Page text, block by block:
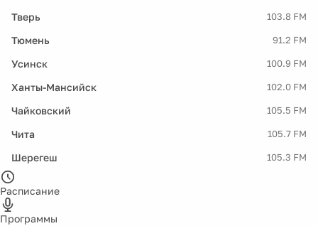
Тверь 103.8 FM
Тюмень 91.2 FM
Усинск 100.9 FM
Ханты-Мансийск 102.0 FM
Чайковский 105.5 FM
Чита 105.7 FM
Шерегеш 105.3 FM
Расписание
Программы